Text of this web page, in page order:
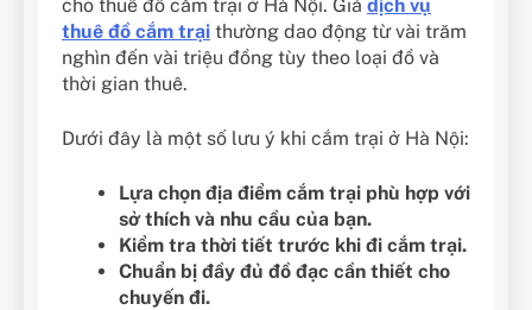
cho thuê đồ cắm trại ở Hà Nội. Giá dịch vụ
thuê đồ cắm trại thường dao động từ vài trăm
nghìn đến vài triệu đồng tùy theo loại đồ và
thời gian thuê.
Dưới đây là một số lưu ý khi cắm trại ở Hà Nội:
Lựa chọn địa điểm cắm trại phù hợp với
sở thích và nhu cầu của bạn.
Kiểm tra thời tiết trước khi đi cắm trại.
Chuẩn bị đầy đủ đồ đạc cần thiết cho
chuyến đi.